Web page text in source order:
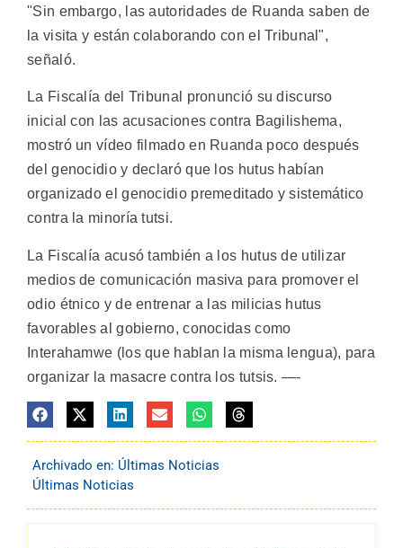
"Sin embargo, las autoridades de Ruanda saben de
la visita y están colaborando con el Tribunal",
señaló.
La Fiscalía del Tribunal pronunció su discurso
inicial con las acusaciones contra Bagilishema,
mostró un vídeo filmado en Ruanda poco después
del genocidio y declaró que los hutus habían
organizado el genocidio premeditado y sistemático
contra la minoría tutsi.
La Fiscalía acusó también a los hutus de utilizar
medios de comunicación masiva para promover el
odio étnico y de entrenar a las milicias hutus
favorables al gobierno, conocidas como
Interahamwe (los que hablan la misma lengua), para
organizar la masacre contra los tutsis. —-
Archivado en: Últimas Noticias
Últimas Noticias